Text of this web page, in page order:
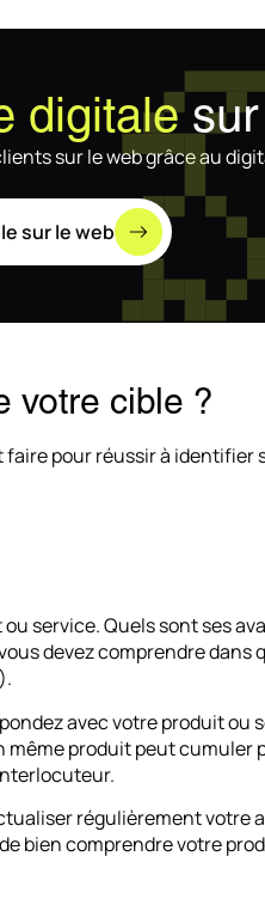
digitalesur
sur le web grâce au
sur le web
votre cible ?
pour réussir à identifier
service. Quels sont ses
devez comprendre dans
avec votre produit ou
produit peut
régulièrement votre
bien comprendre votre